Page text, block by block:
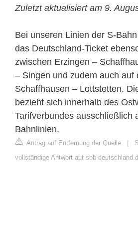
Zuletzt aktualisiert am 9.
Bei unseren Linien der S-
das Deutschland-Ticket
zwischen Erzingen –
– Singen und zudem auch auf
Schaffhausen – Lottstetten.
bezieht sich innerhalb des
Tarifverbundes ausschließlich
Bahnlinien.
Antrag auf Entfernung der Quelle
vollständige Antwort auf sbb-